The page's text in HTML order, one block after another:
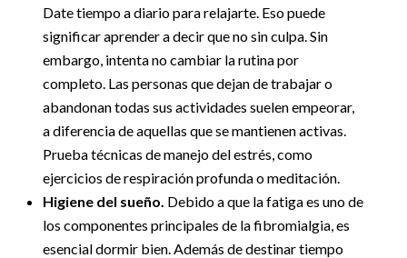
Date tiempo a diario para relajarte. Eso puede
significar aprender a decir que no sin culpa. Sin
embargo, intenta no cambiar la rutina por
completo. Las personas que dejan de trabajar o
abandonan todas sus actividades suelen empeorar,
a diferencia de aquellas que se mantienen activas.
Prueba técnicas de manejo del estrés, como
ejercicios de respiración profunda o meditación.
Higiene del sueño. Debido a que la fatiga es uno de
los componentes principales de la fibromialgia, es
esencial dormir bien. Además de destinar tiempo